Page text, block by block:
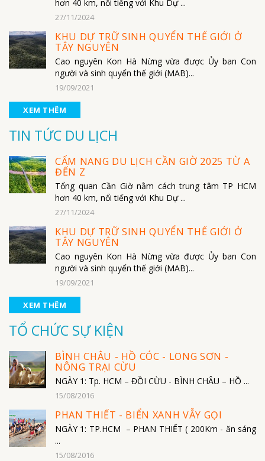
hơn 40 km, nổi tiếng với Khu Dự ...
27/11/2024
KHU DỰ TRỮ SINH QUYỂN THẾ GIỚI Ở
TÂY NGUYÊN
Cao nguyên Kon Hà Nừng vừa được Ủy ban Con
người và sinh quyển thế giới (MAB)...
19/09/2021
XEM THÊM
TIN TỨC DU LỊCH
CẨM NANG DU LỊCH CẦN GIỜ 2025 TỪ A
ĐẾN Z
Tổng quan Cần Giờ nằm cách trung tâm TP HCM
hơn 40 km, nổi tiếng với Khu Dự ...
27/11/2024
KHU DỰ TRỮ SINH QUYỂN THẾ GIỚI Ở
TÂY NGUYÊN
Cao nguyên Kon Hà Nừng vừa được Ủy ban Con
người và sinh quyển thế giới (MAB)...
19/09/2021
XEM THÊM
TỔ CHỨC SỰ KIỆN
BÌNH CHÂU - HỒ CÓC - LONG SƠN -
NÔNG TRẠI CỪU
NGÀY 1: Tp. HCM – ĐỒI CỪU - BÌNH CHÂU – HỒ ...
15/08/2016
PHAN THIẾT - BIỂN XANH VẪY GỌI
NGÀY 1: TP.HCM – PHAN THIẾT ( 200Km - ăn sáng
...
15/08/2016